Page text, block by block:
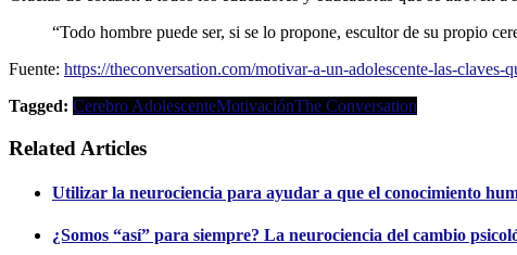
“Todo hombre puede ser, si se lo propone, escultor de su propio
Fuente: https://theconversation.com/motivar-a-un-adolescente-las-claves-
Tagged: Cerebro AdolescenteMotivaciónThe Conversation
Related Articles
Utilizar la neurociencia para ayudar a que el conocimiento
¿Somos “así” para siempre? La neurociencia del cambio